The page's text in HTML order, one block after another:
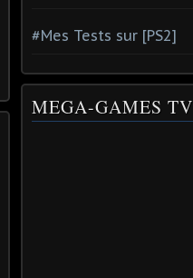
#Mes Tests sur [PS2]
MEGA-GAMES TV